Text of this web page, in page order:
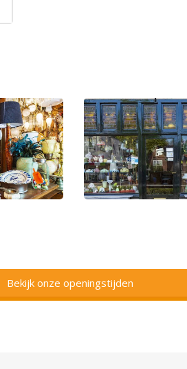
Bekijk onze openingstijden